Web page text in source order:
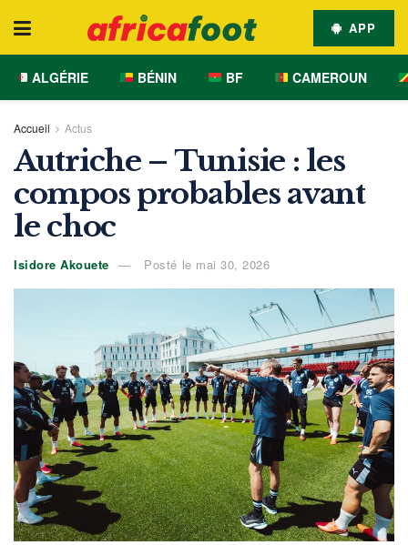
APP
ALGÉRIE BÉNIN BF CAMEROUN
Accueil Actus
Autriche – Tunisie : les
compos probables avant
le choc
Isidore Akouete Posté le mai 30, 2026